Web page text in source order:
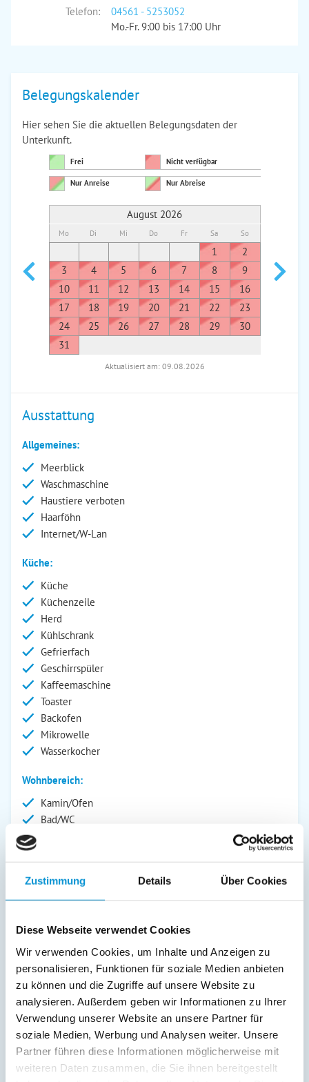
Zustimmung Details Über Cookies
Diese Webseite verwendet Cookies
Wir verwenden Cookies, um Inhalte und Anzeigen zu
personalisieren, Funktionen für soziale Medien anbieten
zu können und die Zugriffe auf unsere Website zu
analysieren. Außerdem geben wir Informationen zu Ihrer
Verwendung unserer Website an unsere Partner für
soziale Medien, Werbung und Analysen weiter. Unsere
Partner führen diese Informationen möglicherweise mit
weiteren Daten zusammen, die Sie ihnen bereitgestellt
Telefon:
04561 - 5253052
Mo.-Fr. 9:00 bis 17:00 Uhr
Belegungskalender
Hier sehen Sie die aktuellen Belegungsdaten der
Unterkunft.
Frei Nicht verfügbar
Nur Anreise Nur Abreise
August 2026
Mo Di Mi Do Fr Sa So
1
2
3
4 5 6 7 8
9
10
11 12 13 14 15
16
17
18 19 20 21 22
23
24
25 26 27 28 29
30
31
7
Aktualisiert am: 09.08.2026
Ausstattung
Allgemeines:
Meerblick
Waschmaschine
Haustiere verboten
Haarföhn
Internet/W-Lan
Küche:
Küche
Küchenzeile
Herd
Kühlschrank
Gefrierfach
Geschirrspüler
Kaffeemaschine
Toaster
Backofen
Mikrowelle
Wasserkocher
Wohnbereich:
Kamin/Ofen
Bad/WC
Radio
Garten/Liegewiese
Grill
Gartenstühle
Parkplatz
Liegen
Terrasse
Service: